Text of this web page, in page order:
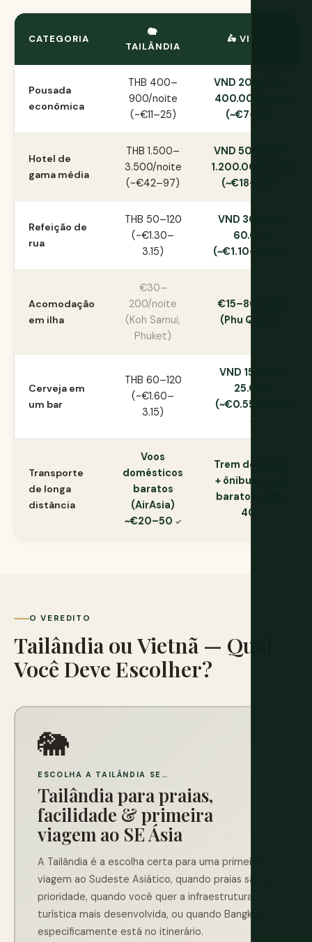
CATEGORIA
🐘
TAILÂNDIA
🛵 VIETNÃ
Pousada
econômica
THB 400–
900/noite
(~€11–25)
VND 200.000–
400.000/noite
(~€7–15)
Hotel de
gama média
THB 1.500–
3.500/noite
(~€42–97)
VND 500.000–
1.200.000/noite
(~€18–44)
Refeição de
rua
THB 50–120
(~€1.30–
3.15)
VND 30.000–
60.000
(~€1.10–2.20)
Acomodação
em ilha
€30–
200/noite
(Koh Samui,
Phuket)
€15–80/noite
(Phu Quoc)
Cerveja em
um bar
THB 60–120
(~€1.60–
3.15)
VND 15.000–
25.000
(~€0.55–0.90)
Transporte
de longa
distância
Voos
domésticos
baratos
(AirAsia)
~€20–50
Trem de dormir
+ ônibus + voos
baratos ~€15–
40
O VEREDITO
Tailândia ou Vietnã — Qual
Você Deve Escolher?
🐘
ESCOLHA A TAILÂNDIA SE…
Tailândia para praias,
facilidade & primeira
viagem ao SE Ásia
A Tailândia é a escolha certa para uma primeira
viagem ao Sudeste Asiático, quando praias são a
prioridade, quando você quer a infraestrutura
turística mais desenvolvida, ou quando Bangkok
especificamente está no itinerário.